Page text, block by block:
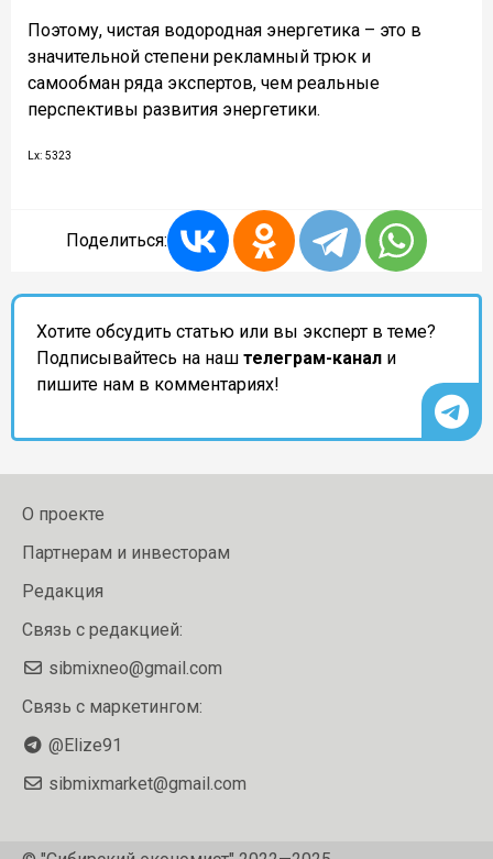
Поэтому, чистая водородная энергетика – это в
значительной степени рекламный трюк и
самообман ряда экспертов, чем реальные
перспективы развития энергетики.
Lx: 5323
Поделиться:
Хотите обсудить статью или вы эксперт в теме?
Подписывайтесь на наш телеграм-канал и
пишите нам в комментариях!
О проекте
Партнерам и инвесторам
Редакция
Связь с редакцией:
sibmixneo@gmail.com
Связь с маркетингом:
@Elize91
sibmixmarket@gmail.com